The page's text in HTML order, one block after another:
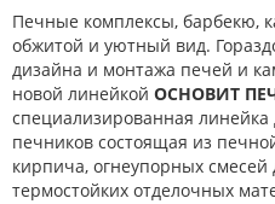
Печные комплексы, барбекю,
обжитой и уютный вид.
дизайна и монтажа печей и
новой линейкой ОСНОВИТ
специализированная
печников состоящая из
кирпича, огнеупорных
термостойких отделочных